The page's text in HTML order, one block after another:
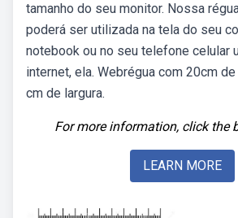
tamanho do seu monitor. Nossa
poderá ser utilizada na tela do seu
notebook ou no seu telefone celular
internet, ela. Webrégua com 20cm
cm de largura.
For more information, click the
LEARN MORE